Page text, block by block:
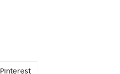
Pinterest